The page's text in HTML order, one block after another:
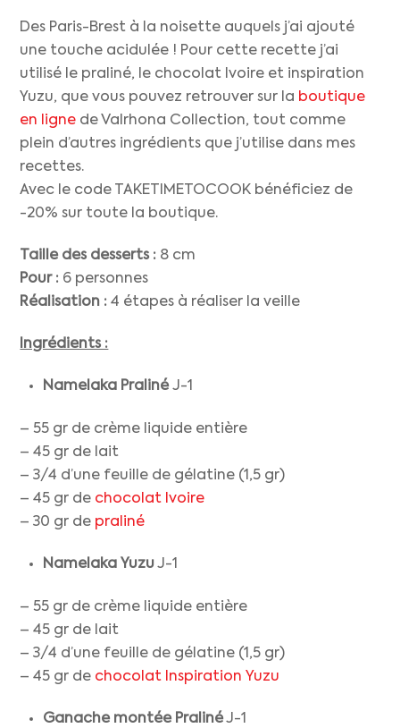
Des Paris-Brest à la noisette auquels j’ai ajouté
une touche acidulée ! Pour cette recette j’ai
utilisé le praliné, le chocolat Ivoire et inspiration
Yuzu, que vous pouvez retrouver sur la boutique
en ligne de Valrhona Collection, tout comme
plein d’autres ingrédients que j’utilise dans mes
recettes.
Avec le code TAKETIMETOCOOK bénéficiez de
-20% sur toute la boutique.
Taille des desserts : 8 cm
Pour : 6 personnes
Réalisation : 4 étapes à réaliser la veille
Ingrédients :
Namelaka PralinéJ-1
– 55 gr de crème liquide entière
– 45 gr de lait
– 3/4 d’une feuille de gélatine (1,5 gr)
– 45 gr de chocolat Ivoire
– 30 gr de praliné
Namelaka YuzuJ-1
– 55 gr de crème liquide entière
– 45 gr de lait
– 3/4 d’une feuille de gélatine (1,5 gr)
– 45 gr de chocolat Inspiration Yuzu
Ganache montée PralinéJ-1